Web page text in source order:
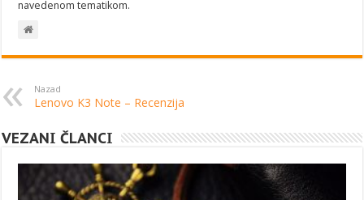
navedenom tematikom.
Nazad
Lenovo K3 Note – Recenzija
VEZANI ČLANCI